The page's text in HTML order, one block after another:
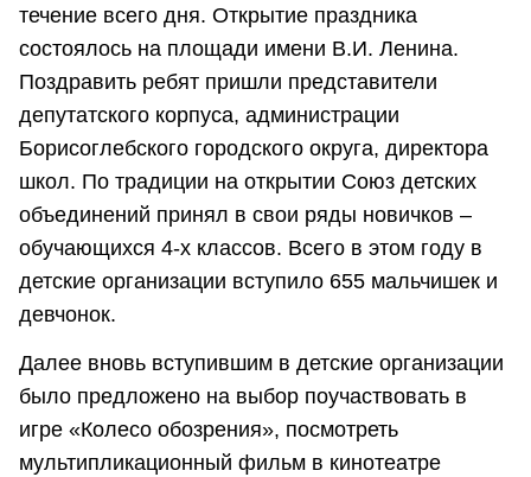
течение всего дня. Открытие праздника
состоялось на площади имени В.И. Ленина.
Поздравить ребят пришли представители
депутатского корпуса, администрации
Борисоглебского городского округа, директора
школ. По традиции на открытии Союз детских
объединений принял в свои ряды новичков –
обучающихся 4-х классов. Всего в этом году в
детские организации вступило 655 мальчишек и
девчонок.
Далее вновь вступившим в детские организации
было предложено на выбор поучаствовать в
игре «Колесо обозрения», посмотреть
мультипликационный фильм в кинотеатре